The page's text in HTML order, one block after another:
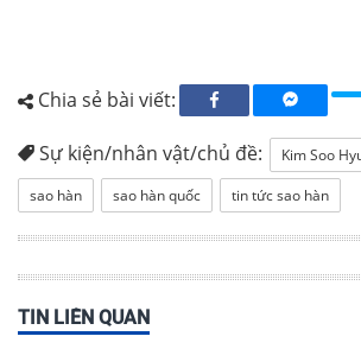
Chia sẻ bài viết:
Sự kiện/nhân vật/chủ đề: Kim Soo
sao hàn
sao hàn quốc tin tức sao hàn
TIN LIÊN QUAN